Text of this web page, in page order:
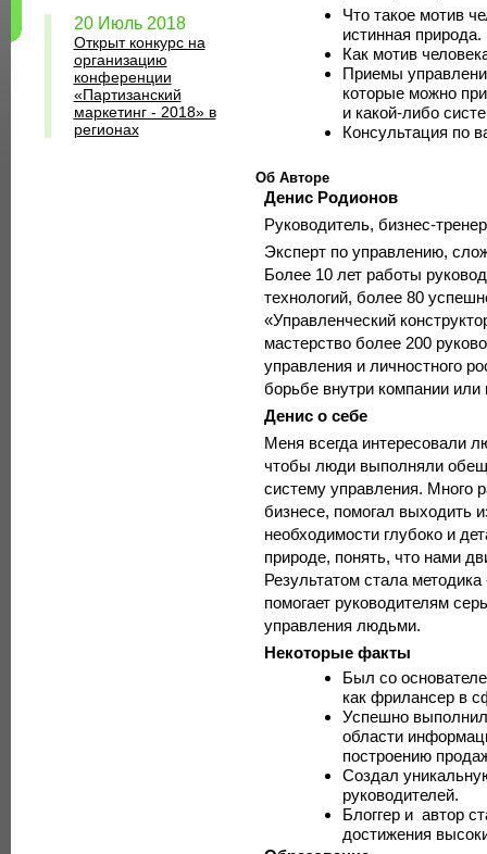
20 Июль 2018
Открыт конкурс на
организацию
конференции
«Партизанский
маркетинг - 2018» в
регионах
Что такое мотив
истинная природа.
Как мотив
Приемы
которые можно
и какой-либо
Консультация по
Об Авторе
Денис Родионов
Руководитель, бизнес-
Эксперт по управлению,
Более 10 лет работы
технологий, более 80
«Управленческий
мастерство более 200
управления и личностного
борьбе внутри компании или
Денис о себе
Меня всегда интересовали
чтобы люди выполняли
систему управления. Много
бизнесе, помогал выходить
необходимости глубоко и
природе, понять, что нами
Результатом стала
помогает руководителям
управления людьми.
Некоторые факты
Был со
как фрилансер в
Успешно выполнил
области
построению
Создал
руководителей.
Блоггер и автор
достижения